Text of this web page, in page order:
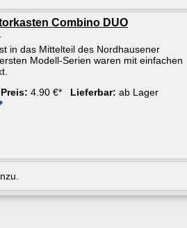
Combino DUO
in das Mittelteil des Nordhausener
Modell-Serien waren mit einfachen
Preis: 4.90 €* Lieferbar: ab Lager